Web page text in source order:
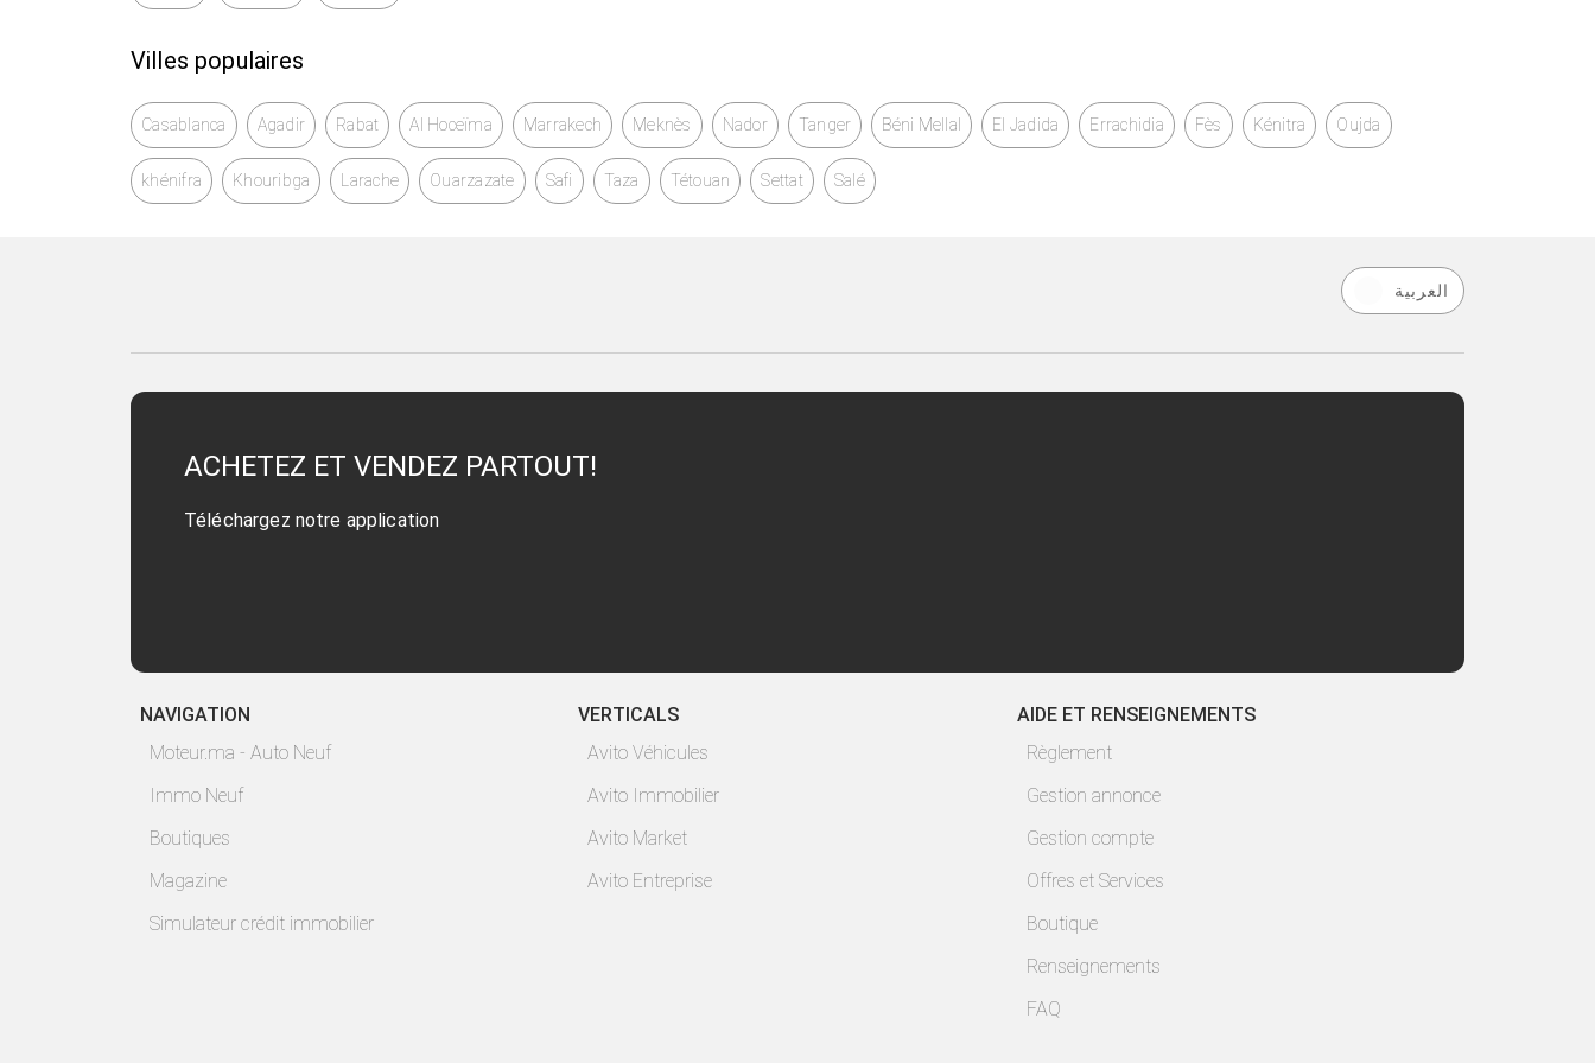
Villes populaires
Casablanca Agadir Rabat Al Hoceïma Marrakech Meknès Nador Tanger Béni Mellal El Jadida Errachidia Fès Kénitra Oujda
khénifra Khouribga Larache Ouarzazate Safi Taza Tétouan Settat Salé
العربية
ACHETEZ ET VENDEZ PARTOUT!
Téléchargez notre application
NAVIGATION
Moteur.ma - Auto Neuf
Immo Neuf
Boutiques
Magazine
Simulateur crédit immobilier
VERTICALS
Avito Véhicules
Avito Immobilier
Avito Market
Avito Entreprise
AIDE ET RENSEIGNEMENTS
Règlement
Gestion annonce
Gestion compte
Offres et Services
Boutique
Renseignements
FAQ